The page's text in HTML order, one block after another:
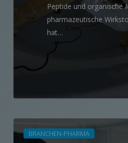
Peptide und organische
pharmazeutische
hat…
BRANCHEN-PHARMA
„LoRaWAN-